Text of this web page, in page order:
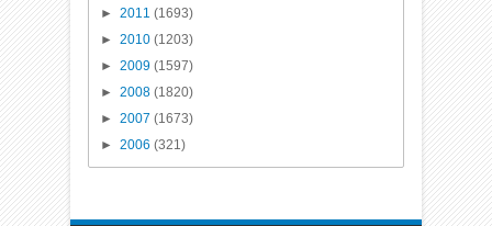
►2011(1693)
►2010(1203)
►2009(1597)
►2008(1820)
►2007(1673)
►2006(321)